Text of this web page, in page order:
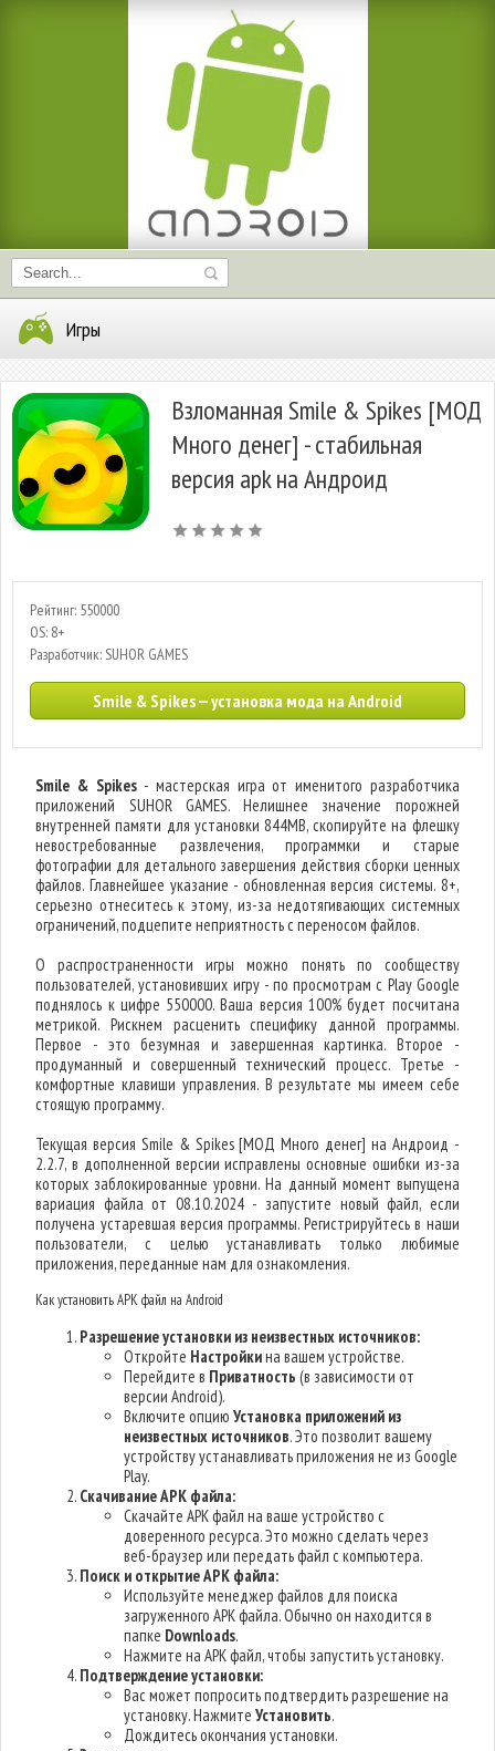
Игры
Взломанная Smile & Spikes [МОД
Много денег] - стабильная
версия apk на Андроид
Рейтинг: 550000
OS: 8+
Разработчик: SUHOR GAMES
Smile & Spikes — установка мода на Android
Smile & Spikes- мастерская игра от именитого разработчика
приложений SUHOR GAMES. Нелишнее значение порожней
внутренней памяти для установки 844MB, скопируйте на флешку
невостребованные развлечения, программки и старые
фотографии для детального завершения действия сборки ценных
файлов. Главнейшее указание - обновленная версия системы. 8+,
серьезно отнеситесь к этому, из-за недотягивающих системных
ограничений, подцепите неприятность с переносом файлов.
О распространенности игры можно понять по сообществу
пользователей, установивших игру - по просмотрам с Play Google
поднялось к цифре 550000. Ваша версия 100% будет посчитана
метрикой. Рискнем расценить специфику данной программы.
Первое - это безумная и завершенная картинка. Второе -
продуманный и совершенный технический процесс. Третье -
комфортные клавиши управления. В результате мы имеем себе
стоящую программу.
Текущая версия Smile & Spikes [МОД Много денег] на Андроид -
2.2.7, в дополненной версии исправлены основные ошибки из-за
которых заблокированные уровни. На данный момент выпущена
вариация файла от 08.10.2024 - запустите новый файл, если
получена устаревшая версия программы. Регистрируйтесь в наши
пользователи, с целью устанавливать только любимые
приложения, переданные нам для ознакомления.
Как установить APK файл на Android
Разрешение установки из неизвестных источников:
Откройте Настройкина вашем устройстве.
Перейдите в Приватность (в зависимости от
версии Android).
Включите опциюУстановка приложений из
неизвестных источников. Это позволит вашему
устройству устанавливать приложения не из Google
Play.
Скачивание APK файла:
Скачайте APK файл на ваше устройство с
доверенного ресурса. Это можно сделать через
веб-браузер или передать файл с компьютера.
Поиск и открытие APK файла:
Используйте менеджер файлов для поиска
загруженного APK файла. Обычно он находится в
папке Downloads.
Нажмите на APK файл, чтобы запустить установку.
Подтверждение установки:
Вас может попросить подтвердить разрешение на
установку. НажмитеУстановить.
Дождитесь окончания установки.